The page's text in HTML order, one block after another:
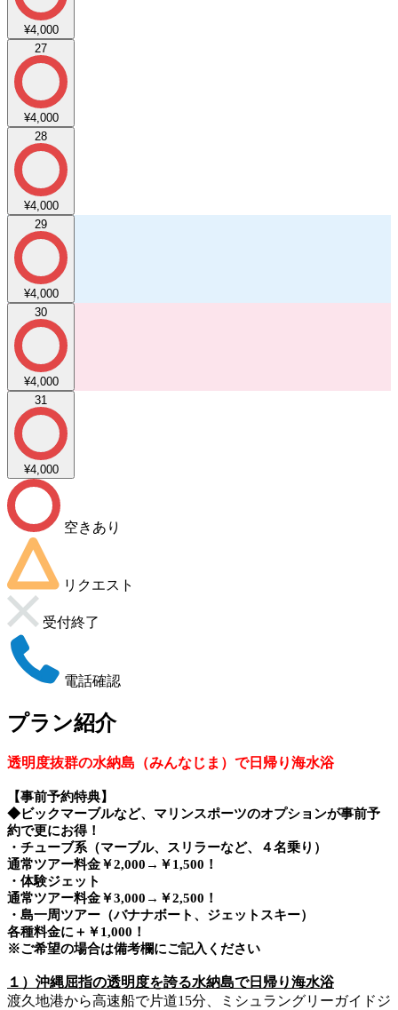
¥4,000
27
¥4,000
28
¥4,000
29
¥4,000
30
¥4,000
31
¥4,000
空きあり
リクエスト
受付終了
電話確認
プラン紹介
透明度抜群の水納島（みんなじま）で日帰り海水浴
【事前予約特典】
◆ビックマーブルなど、マリンスポーツのオプションが事前予
約で更にお得！
・チューブ系（マーブル、スリラーなど、４名乗り）
通常ツアー料金￥2,000→￥1,500！
・体験ジェット
通常ツアー料金￥3,000→￥2,500！
・島一周ツアー（バナナボート、ジェットスキー）
各種料金に＋￥1,000！
※ご希望の場合は備考欄にご記入ください
１）沖縄屈指の透明度を誇る水納島で日帰り海水浴
渡久地港から高速船で片道15分、ミシュラングリーガイドジ